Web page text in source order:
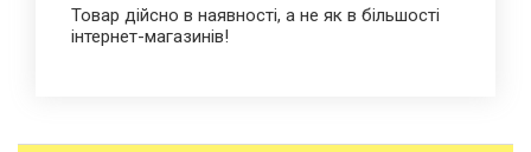
Товар дійсно в наявності, а не як в більшості
інтернет-магазинів!